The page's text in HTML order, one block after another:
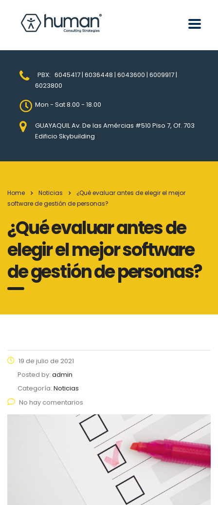
PBX: 6045417 | 6036448 | 6043600 | 6009917 |
6023800
Mon - Sat 8.00 - 18.00
GUAYAQUIL Av. De las Amércias #510 Piso 7, Of. 703
Edificio Skybuilding
Home Noticias
¿Qué evaluar antes de elegir el mejor
software de gestión de personas?
¿Qué evaluar antes de
elegir el mejor software
de gestión de personas?
19 de julio de 2021
Posted by: admin
Categoría: Noticias
No hay comentarios